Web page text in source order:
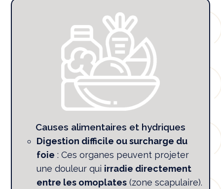
Causes alimentaires et hydriques
Digestion difficile ou surcharge du
foie : Ces organes peuvent projeter
une douleur qui irradie directement
entre les omoplates (zone scapulaire).